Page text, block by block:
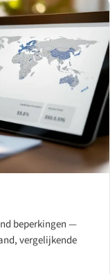
beperkingen —
vergelijkende